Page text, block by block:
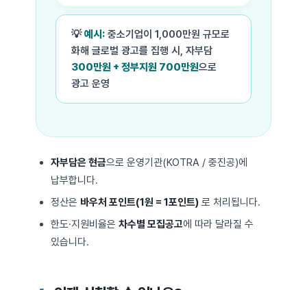
💡예시:중소기업이 1,000만원 규모로
화해 글로벌 광고를 집행 시, 자부담
300만원 + 정부지원 700만원으로
광고 운영
자부담은 현금으로 운영기관(KOTRA / 중진공)에
납부합니다.
정산은 바우처 포인트(1원 = 1포인트)로 처리됩니다.
한도·지원비율은 차수별 모집공고에 따라 달라질 수
있습니다.